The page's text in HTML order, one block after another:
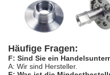
Häufige Fragen:
F: Sind Sie ein
A: Wir sind Hersteller.